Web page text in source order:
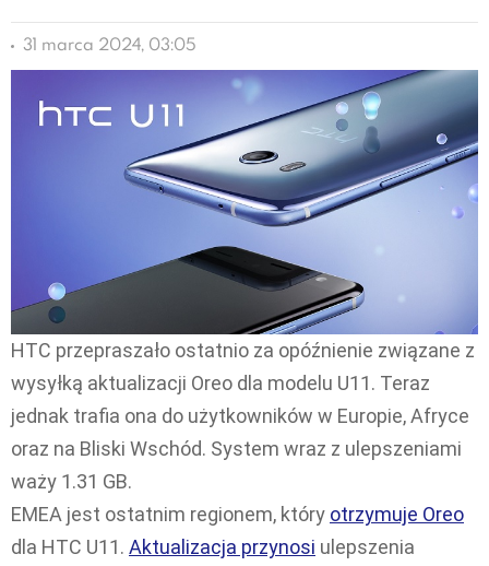
31 marca 2024, 03:05
HTC przepraszało ostatnio za opóźnienie związane z
wysyłką aktualizacji Oreo dla modelu U11. Teraz
jednak trafia ona do użytkowników w Europie, Afryce
oraz na Bliski Wschód. System wraz z ulepszeniami
waży 1.31 GB.
EMEA jest ostatnim regionem, który otrzymuje Oreo
dla HTC U11. Aktualizacja przynosi ulepszenia